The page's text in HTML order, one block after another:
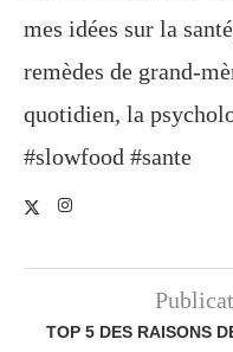
mes idées sur la
remèdes de grand-
quotidien, la
#slowfood #sante
TOP 5 DES RAISONS